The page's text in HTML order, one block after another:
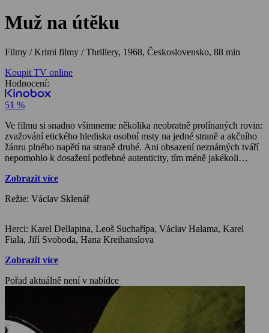
Muž na útěku
Filmy / Krimi filmy / Thrillery, 1968, Československo, 88 min
Koupit TV online
Hodnocení:
51 %
Ve filmu si snadno všimneme několika neobratně prolínaných rovin:
zvažování etického hlediska osobní msty na jedné straně a akčního
žánru plného napětí na straně druhé. Ani obsazení neznámých tváří
nepomohlo k dosažení potřebné autenticity, tím méně jakékoli
Zobrazit více
Režie: Václav Sklenář
Herci: Karel Dellapina, Leoš Suchařípa, Václav Halama, Karel
Fiala, Jiří Svoboda, Hana Kreihanslova
Zobrazit více
Pořad aktuálně není v nabídce